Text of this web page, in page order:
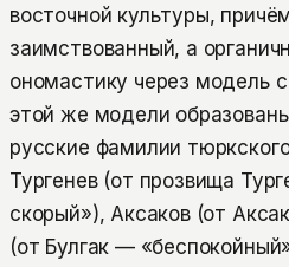
восточной культуры,
заимствованный, а
ономастику через модель
этой же модели
русские фамилии
Тургенев (от прозвища
скорый»), Аксаков (от
(от Булгак —